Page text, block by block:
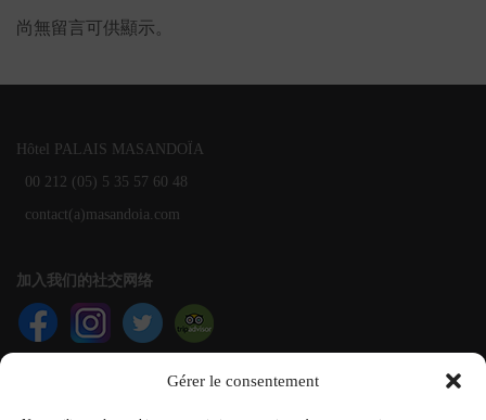
Gérer le consentement
尚無留言可供顯示。
Hôtel PALAIS MASANDOÏA
00 212 (05) 5 35 57 60 48
contact(a)masandoia.com
加入我们的社交网络